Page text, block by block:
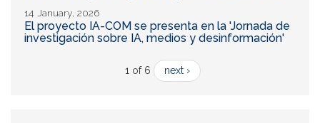
14 January, 2026
El proyecto IA-COM se presenta en la 'Jornada de
investigación sobre IA, medios y desinformación'
1 of 6 next ›